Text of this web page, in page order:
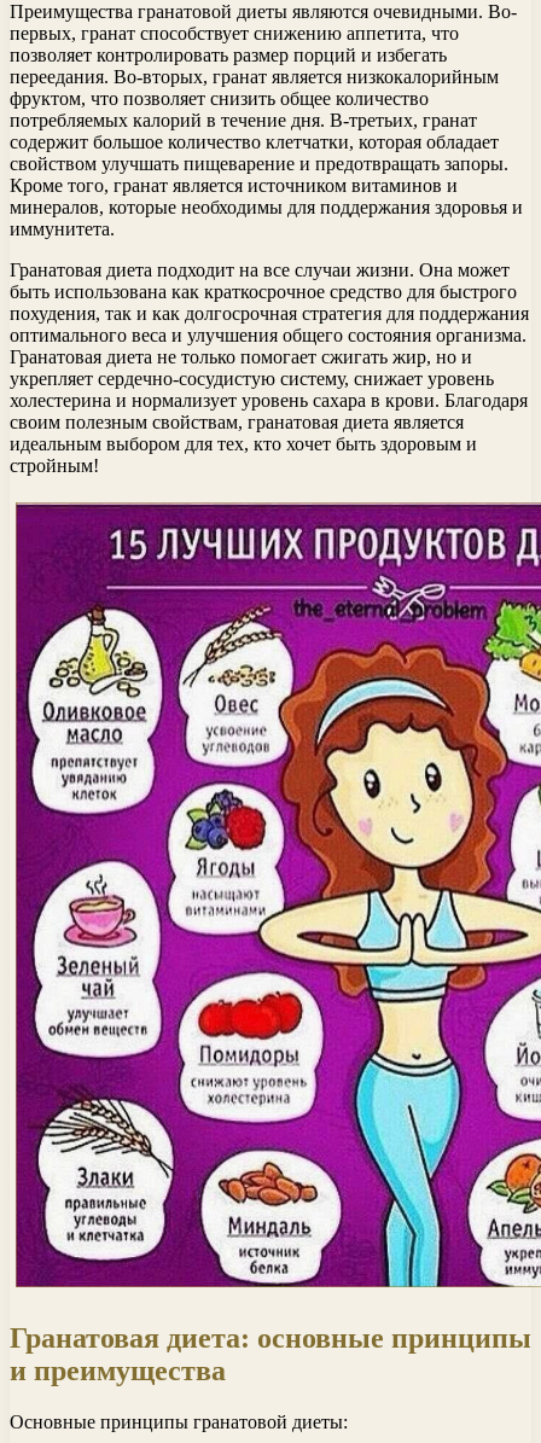
Преимущества гранатовой диеты являются очевидными. Во-
первых, гранат способствует снижению аппетита, что
позволяет контролировать размер порций и избегать
переедания. Во-вторых, гранат является низкокалорийным
фруктом, что позволяет снизить общее количество
потребляемых калорий в течение дня. В-третьих, гранат
содержит большое количество клетчатки, которая обладает
свойством улучшать пищеварение и предотвращать запоры.
Кроме того, гранат является источником витаминов и
минералов, которые необходимы для поддержания здоровья и
иммунитета.
Гранатовая диета подходит на все случаи жизни. Она может
быть использована как краткосрочное средство для быстрого
похудения, так и как долгосрочная стратегия для поддержания
оптимального веса и улучшения общего состояния организма.
Гранатовая диета не только помогает сжигать жир, но и
укрепляет сердечно-сосудистую систему, снижает уровень
холестерина и нормализует уровень сахара в крови. Благодаря
своим полезным свойствам, гранатовая диета является
идеальным выбором для тех, кто хочет быть здоровым и
стройным!
Гранатовая диета: основные принципы
и преимущества
Основные принципы гранатовой диеты: